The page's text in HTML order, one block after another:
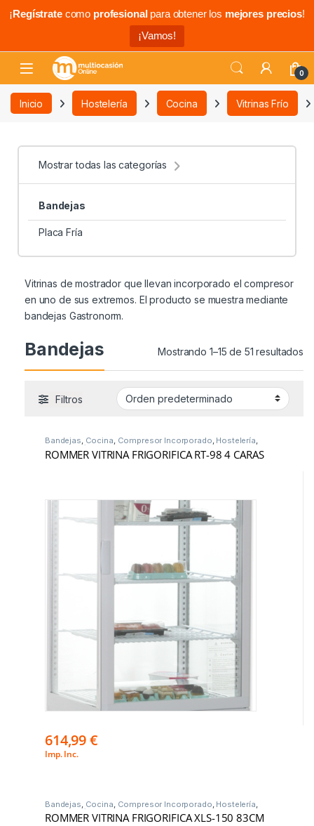
¡Regístratecomo profesionalpara obtener los mejores precios!
¡Vamos!
0
Inicio Hostelería Cocina Vitrinas Frío
Mostrar todas las categorías
Bandejas
Placa Fría
Vitrinas de mostrador que llevan incorporado el compresor
en uno de sus extremos. El producto se muestra mediante
bandejas Gastronorm.
Bandejas Mostrando 1–15 de 51 resultados
Filtros
Bandejas, Cocina, Compresor Incorporado, Hostelería,
Vitrinas Frío
ROMMER VITRINA FRIGORIFICA RT-98 4 CARAS
614,99€
Imp. Inc.
Bandejas Cocina Compresor Incorporado Hostelería
Vitrinas Frío
ROMMER VITRINA FRIGORIFICA XLS-150 83CM